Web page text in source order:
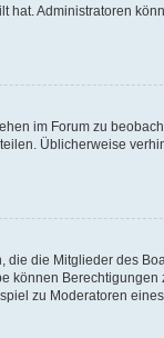
hat. Administratoren
im Forum zu
Üblicherweise
die die Mitglieder des
können
zu Moderatoren